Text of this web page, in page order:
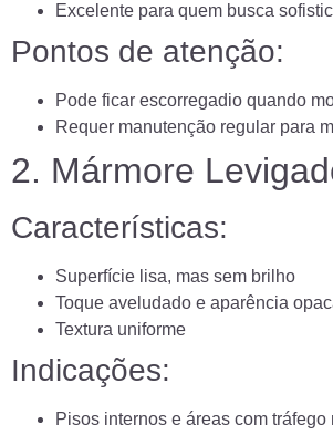
Excelente para quem busca
Pontos de atenção:
Pode ficar escorregadio quando
Requer manutenção regular para
2. Mármore
Características:
Superfície lisa, mas sem brilho
Toque aveludado e aparência
Textura uniforme
Indicações:
Pisos internos e áreas com tráfego